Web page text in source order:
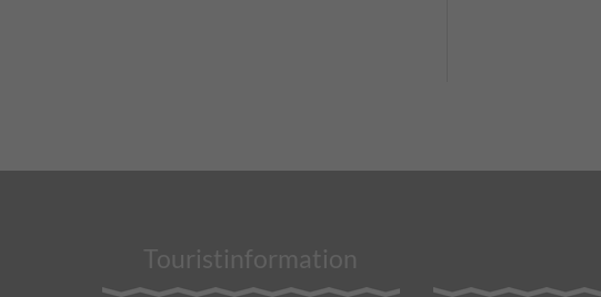
Touristinformation